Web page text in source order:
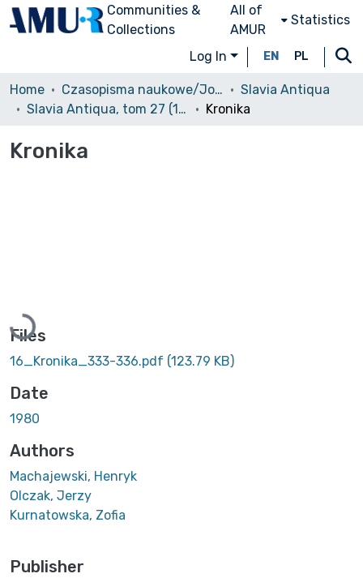
Communities &
Collections
All of
AMUR
Statistics
Log In EN PL
Home Czasopisma naukowe/Journals
Slavia Antiqua
Slavia Antiqua, tom 27 (1980)
Kronika
Kronika
Loading...
Files
16_Kronika_333-336.pdf (123.79 KB)
Date
1980
Authors
Machajewski, Henryk
Olczak, Jerzy
Kurnatowska, Zofia
Publisher